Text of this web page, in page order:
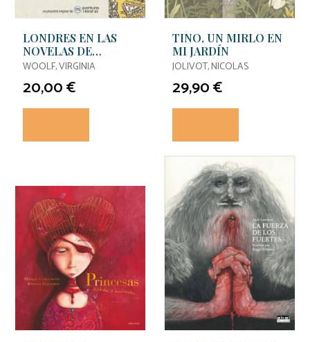
LONDRES EN LAS
NOVELAS DE
VIRGINIA WOOLF
WOOLF, VIRGINIA
20,00 €
TINO, UN MIRLO EN
MI JARDÍN
JOLIVOT, NICOLAS
29,90 €